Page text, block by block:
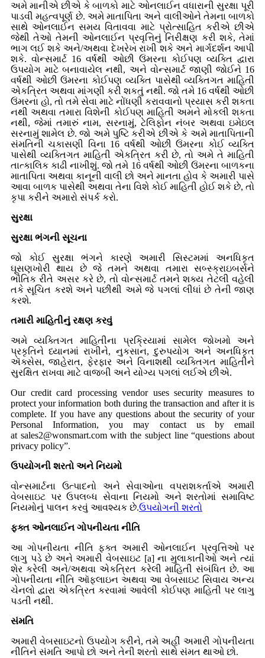
અમે માનીએ છીએ કે બાળકો માટે ઓનલાઈન વધારાની સુરક્ષા પૂરી
પાડવી મહત્વપૂર્ણ છે. અમે માતાપિતા અને વાલીઓને તેમના બાળકો
સાથે ઓનલાઈન સમય વિતાવવા માટે પ્રોત્સાહિત કરીએ છીએ
જેથી તેઓ તેમની ઓનલાઈન પ્રવૃત્તિનું નિરીક્ષણ કરી શકે, તેમાં
ભાગ લઈ શકે અને/અથવા દેખરેખ રાખી શકે અને માર્ગદર્શન આપી
શકે. વોન્સમાર્ટ 16 વર્ષથી ઓછી ઉંમરના કોઈપણ વ્યક્તિ દ્વારા
ઉપયોગ માટે બનાવાયેલ નથી, અને વોન્સમાર્ટ જાણી જોઈને 16
વર્ષથી ઓછી ઉંમરના કોઈપણ વ્યક્તિ પાસેથી વ્યક્તિગત માહિતી
એકત્રિત અથવા માંગણી કરી શકતું નથી. જો તમે 16 વર્ષથી ઓછી
ઉંમરના હો, તો તમે સેવા માટે નોંધણી કરાવવાનો પ્રયાસ કરી શકતા
નથી અથવા તમારા વિશેની કોઈપણ માહિતી અમને મોકલી શકતા
નથી, જેમાં તમારું નામ, સરનામું, ટેલિફોન નંબર અથવા ઇમેઇલ
સરનામું શામેલ છે. જો અમે પુષ્ટિ કરીએ છીએ કે અમે માતાપિતાની
સંમતિની ચકાસણી વિના 16 વર્ષથી ઓછી ઉંમરના કોઈ વ્યક્તિ
પાસેથી વ્યક્તિગત માહિતી એકત્રિત કરી છે, તો અમે તે માહિતી
તાત્કાલિક કાઢી નાખીશું. જો તમે 16 વર્ષથી ઓછી ઉંમરના બાળકના
માતાપિતા અથવા કાનૂની વાલી છો અને માનતા હોવ કે અમારી પાસે
આવા બાળક પાસેથી અથવા તેના વિશે કોઈ માહિતી હોઈ શકે છે, તો
કૃપા કરીને અમારો સંપર્ક કરો.
સુરક્ષા
સુરક્ષા ભંગની સૂચના
જો કોઈ સુરક્ષા ભંગને કારણે અમારી સિસ્ટમમાં અનધિકૃત
ઘૂસણખોરી થાય છે જે તમને અથવા તમારા સબ્સ્ક્રાઇબર્સને
ભૌતિક રીતે અસર કરે છે, તો વોન્સમાર્ટ તમને શક્ય તેટલી વહેલી
તકે સૂચિત કરશે અને પછીથી અમે જે પગલાં લીધાં છે તેની જાણ
કરશે.
તમારી માહિતીનું રક્ષણ કરવું
અમે વ્યક્તિગત માહિતીના પ્રક્રિયામાં સામેલ જોખમો અને
પ્રકૃતિને ધ્યાનમાં રાખીને, નુકસાન, દુરુપયોગ અને અનધિકૃત
ઍક્સેસ, જાહેરાત, ફેરફાર અને વિનાશથી વ્યક્તિગત માહિતીને
સુરક્ષિત રાખવા માટે વાજબી અને યોગ્ય પગલાં લઈએ છીએ.
Our credit card processing vendor uses security measures to
protect your information both during the transaction and after it is
complete. If you have any questions about the security of your
Personal Information, you may contact us by email
at sales2@wonsmart.com with the subject line “questions about
privacy policy”.
ઉપયોગની શરતો અને નિયમો
વોન્સમાર્ટના ઉત્પાદનો અને સેવાઓના વપરાશકર્તાએ અમારી
વેબસાઇટ પર ઉપલબ્ધ સેવાના નિયમો અને શરતોમાં સમાવિષ્ટ
નિયમોનું પાલન કરવું આવશ્યક છે.ઉપયોગની શરતો
ફક્ત ઓનલાઈન ગોપનીયતા નીતિ
આ ગોપનીયતા નીતિ ફક્ત અમારી ઓનલાઈન પ્રવૃત્તિઓ પર
લાગુ પડે છે અને અમારી વેબસાઇટ [a] ના મુલાકાતીઓ અને ત્યાં
શેર કરેલી અને/અથવા એકત્રિત કરેલી માહિતી સંબંધિત છે. આ
ગોપનીયતા નીતિ ઑફલાઇન અથવા આ વેબસાઇટ સિવાય અન્ય
ચેનલો દ્વારા એકત્રિત કરવામાં આવેલી કોઈપણ માહિતી પર લાગુ
પડતી નથી.
સંમતિ
અમારી વેબસાઇટનો ઉપયોગ કરીને, તમે અહીં અમારી ગોપનીયતા
નીતિને સંમતિ આપો છો અને તેની શરતો સાથે સંમત થાઓ છો.